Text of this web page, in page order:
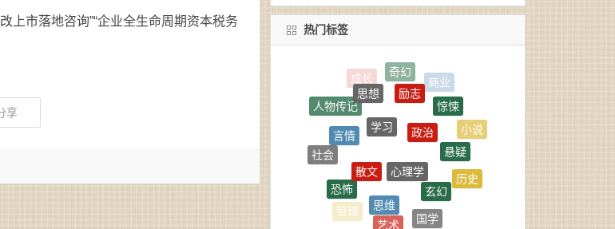
上市落地咨询”“企业全生命周期资本税务
享
热门标签
人物传记
思想
励志
惊悚
小说
随笔
社会
言情
学习
政治
悬疑
经典名著
生活
武侠
管理
散文 心理学
玄幻
国学
艺术
思维